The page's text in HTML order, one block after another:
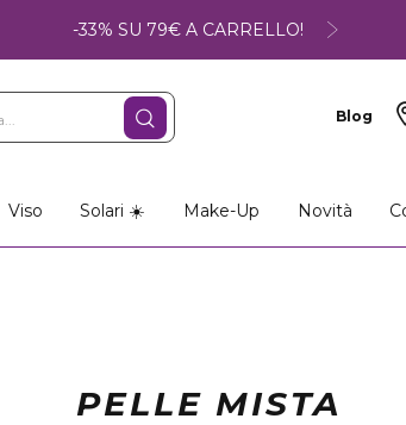
-33% SU 79€ A CARRELLO!
Blog
Viso Solari ☀️ Make-Up Novità
PELLE MISTA